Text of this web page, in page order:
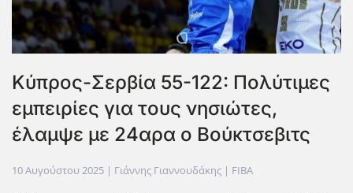
Κύπρος-Σερβία 55-122: Πολύτιμες
εμπειρίες για τους νησιώτες,
έλαμψε με 24αρα ο Βούκτσεβιτς
10 Αυγούστου 2025 | Γιάννης Γιαννουδάκης | FIBA